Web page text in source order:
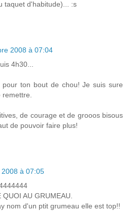
taquet d'habitude)... :s
2008 à 07:04
4h30...
pour ton bout de chou! Je suis sure
de courage et de grooos bisous
de pouvoir faire plus!
à 07:05
AU GRUMEAU.
nom d'un ptit grumeau elle est top!!